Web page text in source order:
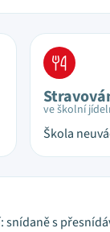
ve školní
Škola
snídaně s